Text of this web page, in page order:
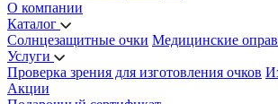
О компании
Каталог
Солнцезащитные очки Медицинские
Услуги
Проверка зрения для изготовления очков
Акции